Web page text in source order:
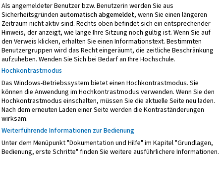
Als angemeldeter Benutzer bzw. Benutzerin werden Sie aus
Sicherheitsgründen automatisch abgemeldet, wenn Sie einen längeren
Zeitraum nicht aktiv sind. Rechts oben befindet sich ein entsprechender
Hinweis, der anzeigt, wie lange Ihre Sitzung noch gültig ist. Wenn Sie auf
den Verweis klicken, erhalten Sie einen Informationstext. Bestimmten
Benutzergruppen wird das Recht eingeräumt, die zeitliche Beschränkung
aufzuheben. Wenden Sie Sich bei Bedarf an Ihre Hochschule.
Hochkontrastmodus
Das Windows-Betriebssystem bietet einen Hochkontrastmodus. Sie
können die Anwendung im Hochkontrastmodus verwenden. Wenn Sie den
Hochkontrastmodus einschalten, müssen Sie die aktuelle Seite neu laden.
Nach dem erneuten Laden einer Seite werden die Kontraständerungen
wirksam.
Weiterführende Informationen zur Bedienung
Unter dem Menüpunkt "Dokumentation und Hilfe" im Kapitel "Grundlagen,
Bedienung, erste Schritte" finden Sie weitere ausführlichere Informationen.